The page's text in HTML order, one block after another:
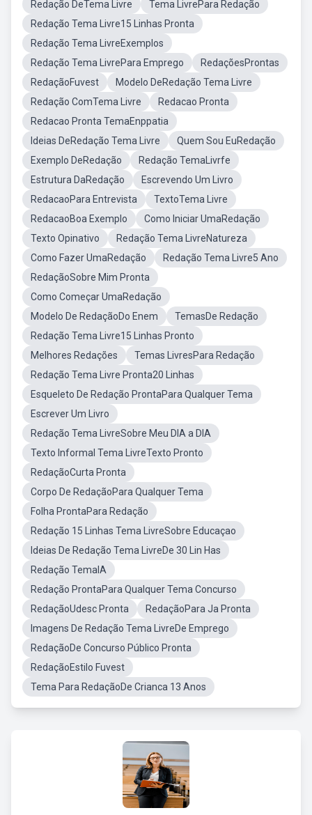
Redação DeTema Livre
Tema LivrePara Redação
Redação Tema Livre15 Linhas Pronta
Redação Tema LivreExemplos
Redação Tema LivrePara Emprego
RedaçõesProntas
RedaçãoFuvest
Modelo DeRedação Tema Livre
Redação ComTema Livre
Redacao Pronta
Redacao Pronta TemaEnppatia
Ideias DeRedação Tema Livre
Quem Sou EuRedação
Exemplo DeRedação
Redação TemaLivrfe
Estrutura DaRedação
Escrevendo Um Livro
RedacaoPara Entrevista
TextoTema Livre
RedacaoBoa Exemplo
Como Iniciar UmaRedação
Texto Opinativo
Redação Tema LivreNatureza
Como Fazer UmaRedação
Redação Tema Livre5 Ano
RedaçãoSobre Mim Pronta
Como Começar UmaRedação
Modelo De RedaçãoDo Enem
TemasDe Redação
Redação Tema Livre15 Linhas Pronto
Melhores Redações
Temas LivresPara Redação
Redação Tema Livre Pronta20 Linhas
Esqueleto De Redação ProntaPara Qualquer Tema
Escrever Um Livro
Redação Tema LivreSobre Meu DIA a DIA
Texto Informal Tema LivreTexto Pronto
RedaçãoCurta Pronta
Corpo De RedaçãoPara Qualquer Tema
Folha ProntaPara Redação
Redação 15 Linhas Tema LivreSobre Educaçao
Ideias De Redação Tema LivreDe 30 Lin Has
Redação TemaIA
Redação ProntaPara Qualquer Tema Concurso
RedaçãoUdesc Pronta
RedaçãoPara Ja Pronta
Imagens De Redação Tema LivreDe Emprego
RedaçãoDe Concurso Público Pronta
RedaçãoEstilo Fuvest
Tema Para RedaçãoDe Crianca 13 Anos